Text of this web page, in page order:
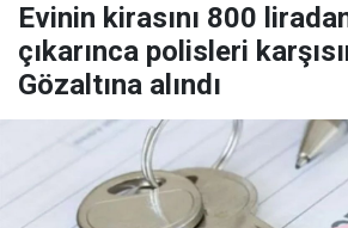
Evinin kirasını 800
çıkarınca polisleri
Gözaltına alındı